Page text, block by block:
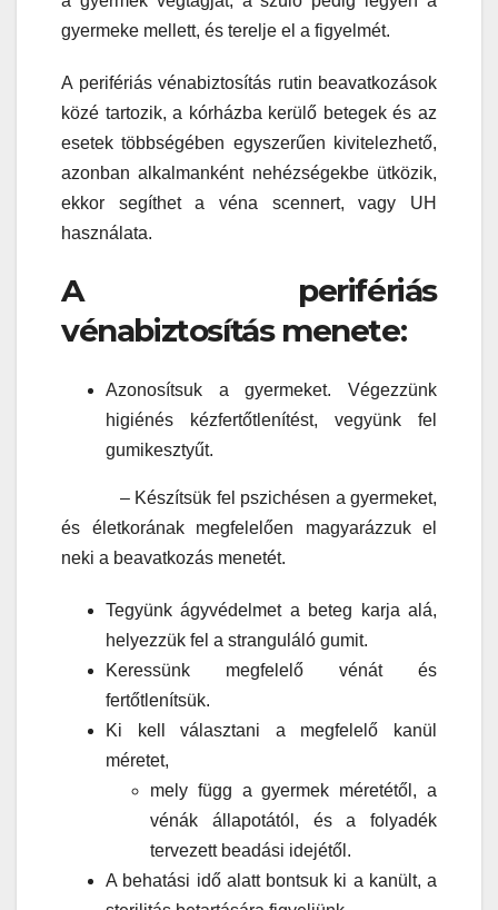
gyermeke mellett, és terelje el a figyelmét.
A perifériás vénabiztosítás rutin beavatkozások
közé tartozik, a kórházba kerülő betegek és az
esetek többségében egyszerűen kivitelezhető,
azonban alkalmanként nehézségekbe ütközik,
ekkor segíthet a véna scennert, vagy UH
használata.
A perifériás
vénabiztosítás menete:
Azonosítsuk a gyermeket. Végezzünk
higiénés kézfertőtlenítést, vegyünk fel
gumikesztyűt.
– Készítsük fel pszichésen a gyermeket,
és életkorának megfelelően magyarázzuk el
neki a beavatkozás menetét.
Tegyünk ágyvédelmet a beteg karja alá,
helyezzük fel a stranguláló gumit.
Keressünk megfelelő vénát és
fertőtlenítsük.
Ki kell választani a megfelelő kanül
méretet,
mely függ a gyermek méretétől, a
vénák állapotától, és a folyadék
tervezett beadási idejétől.
A behatási idő alatt bontsuk ki a kanült, a